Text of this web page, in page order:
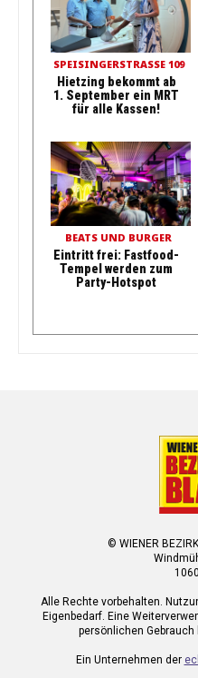
SPEISINGERSTRASSE 109
Hietzing bekommt ab
1. September ein MRT
für alle Kassen!
BEATS UND BURGER
Eintritt frei: Fastfood-
Tempel werden zum
Party-Hotspot
© WIENER
Alle Rechte vorbehalten.
Eigenbedarf. Eine
persönlichen
Ein Unternehmen der